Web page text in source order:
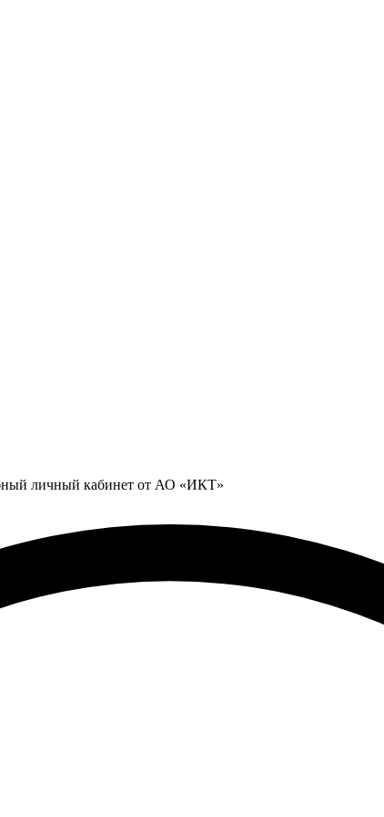
личный кабинет от АО «ИКТ»